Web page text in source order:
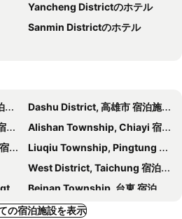
Hotel Leisure Tainanxinglu-xiangnongchaolu
ザ プレイス 台南
Win Inn Tainan Hotel Ii
Taipung Suites
Kingwow
Just Enjoy Business Hotel
DongNing Atlas Hotel
斑比Bambi
National Sun Yat-sen University
National Museum of Taiwan Literature
Yancheng Districtのホテル
Sanmin Districtのホテル
-
Dashu District, 高雄市 宿泊施設 -
-
Alishan Township, Chiayi 宿泊施設 -
-
Liuqiu Township, Pingtung 宿泊施設 -
West District, Taichung 宿泊施設 -
-
Beinan Township, 台東 宿泊施設 -
-
West District, Chiayi 宿泊施設 -
の宿泊施設を表示